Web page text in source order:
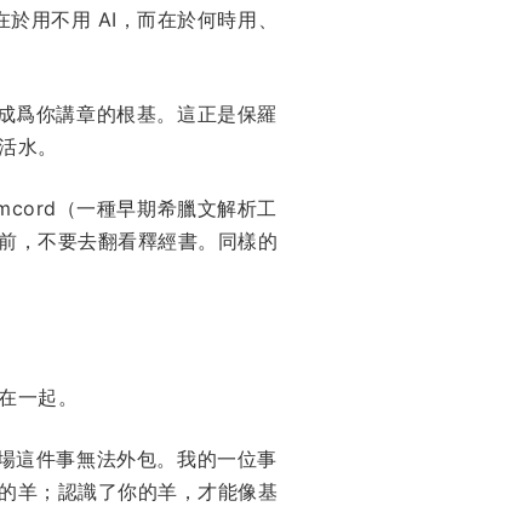
用不用 AI，而在於何時用、
爲你講章的根基。這正是保羅
水。
（一種早期希臘文解析工
，不要去翻看釋經書。同樣的
一起。
這件事無法外包。我的一位事
羊；認識了你的羊，才能像基